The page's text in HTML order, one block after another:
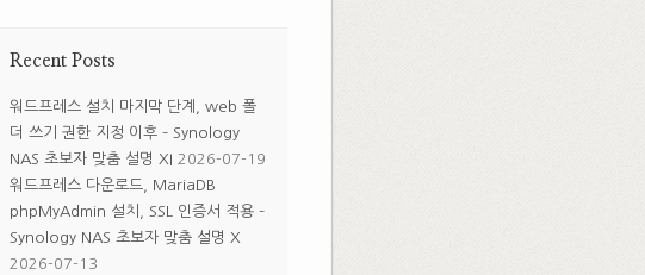
Recent Posts
워드프레스 설치 마지막 단계, web 폴
더 쓰기 권한 지정 이후 – Synology
NAS 초보자 맞춤 설명 XI 2026-07-19
워드프레스 다운로드, MariaDB
phpMyAdmin 설치, SSL 인증서 적용 –
Synology NAS 초보자 맞춤 설명 X
2026-07-13